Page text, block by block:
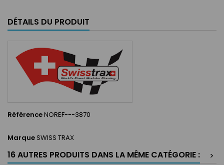
DÉTAILS DU PRODUIT
RéférenceNOREF---3870
Marque SWISS TRAX
16 AUTRES PRODUITS DANS LA MÊME CATÉGORIE :
>